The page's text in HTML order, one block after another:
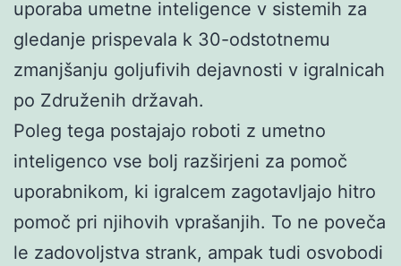
uporaba umetne inteligence v sistemih za
gledanje prispevala k 30-odstotnemu
zmanjšanju goljufivih dejavnosti v igralnicah
po Združenih državah.
Poleg tega postajajo roboti z umetno
inteligenco vse bolj razširjeni za pomoč
uporabnikom, ki igralcem zagotavljajo hitro
pomoč pri njihovih vprašanjih. To ne poveča
le zadovoljstva strank, ampak tudi osvobodi